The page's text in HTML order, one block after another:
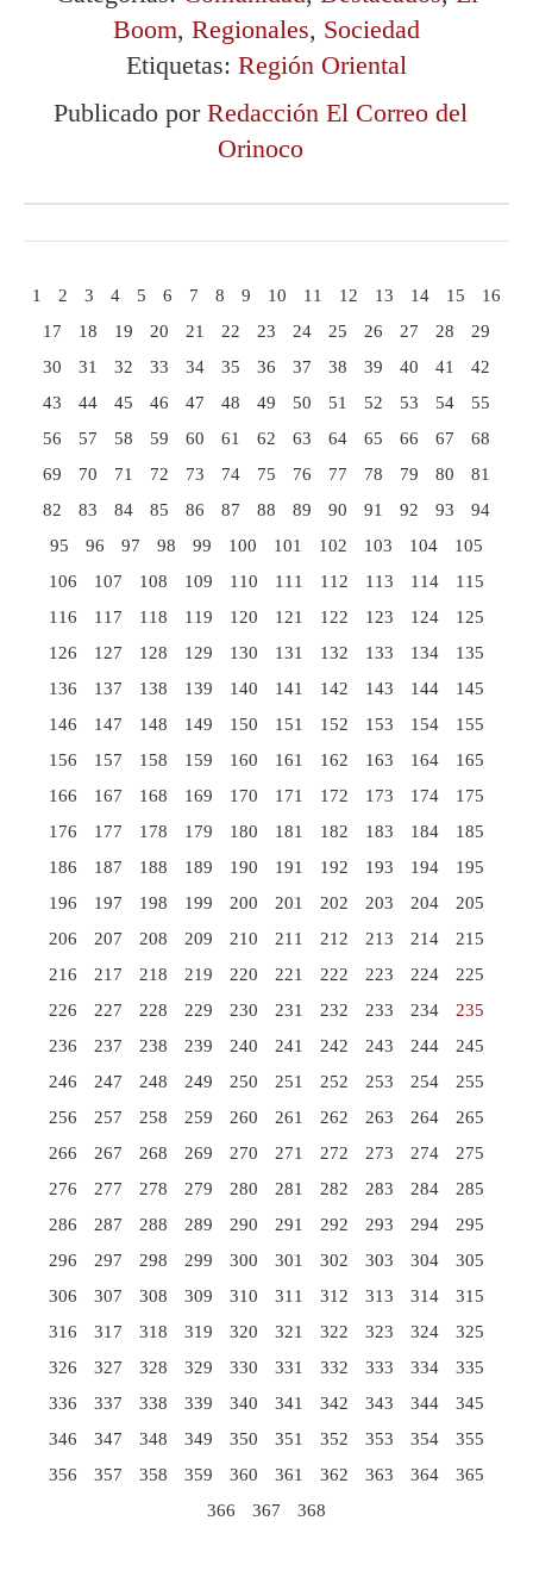
Boom, Regionales, Sociedad
Etiquetas: Región Oriental
Publicado por Redacción El Correo del
Orinoco
1 2 3 4 5 6 7 8 9 10 11 12 13 14 15
16
17
18 19 20 21 22 23 24 25 26 27 28
29
30
31 32 33 34 35 36 37 38 39 40 41
42
43
44 45 46 47 48 49 50 51 52 53 54
55
56
57 58 59 60 61 62 63 64 65 66 67
68
69
70 71 72 73 74 75 76 77 78 79 80
81
82
83 84 85 86 87 88 89 90 91 92 93
94
95
96 97 98 99 100 101 102 103 104
105
106
107 108 109 110 111 112 113 114
115
116
117 118 119 120 121 122 123 124
125
126
127 128 129 130 131 132 133 134
135
136
137 138 139 140 141 142 143 144
145
146
147 148 149 150 151 152 153 154
155
156
157 158 159 160 161 162 163 164
165
166
167 168 169 170 171 172 173 174
175
176
177 178 179 180 181 182 183 184
185
186
187 188 189 190 191 192 193 194
195
196
197 198 199 200 201 202 203 204
205
206
207 208 209 210 211 212 213 214
215
216
217 218 219 220 221 222 223 224
225
226
227 228 229 230 231 232 233 234
235
236
237 238 239 240 241 242 243 244
245
246
247 248 249 250 251 252 253 254
255
256
257 258 259 260 261 262 263 264
265
266
267 268 269 270 271 272 273 274
275
276
277 278 279 280 281 282 283 284
285
286
287 288 289 290 291 292 293 294
295
296
297 298 299 300 301 302 303 304
305
306
307 308 309 310 311 312 313 314
315
316
317 318 319 320 321 322 323 324
325
326
327 328 329 330 331 332 333 334
335
336
337 338 339 340 341 342 343 344
345
346
347 348 349 350 351 352 353 354
355
356
357 358 359 360 361 362 363 364
365
366
367 368